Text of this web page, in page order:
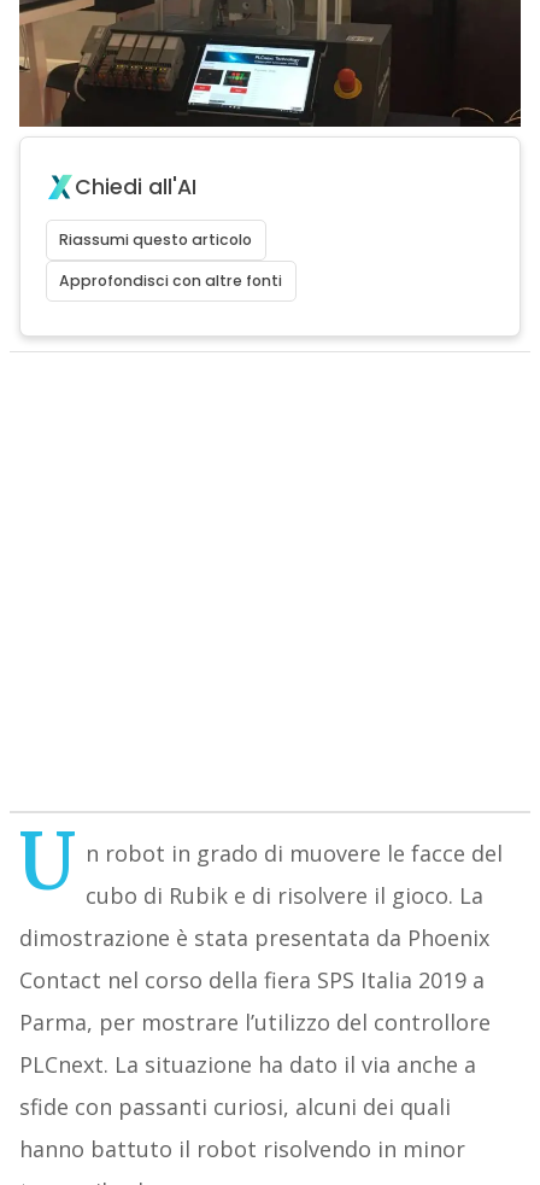
Chiedi all'AI
Riassumi questo articolo
Approfondisci con altre fonti
U n robot in grado di muovere le facce del
cubo di Rubik e di risolvere il gioco. La
dimostrazione è stata presentata da Phoenix
Contact nel corso della fiera SPS Italia 2019 a
Parma, per mostrare l’utilizzo del controllore
PLCnext. La situazione ha dato il via anche a
sfide con passanti curiosi, alcuni dei quali
hanno battuto il robot risolvendo in minor